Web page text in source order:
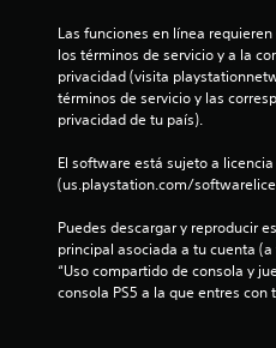
Las funciones en línea
los términos de servicio y a la
privacidad (visita
términos de servicio y las
privacidad de tu país).
El software está sujeto a
(us.playstation.com/
Puedes descargar y reproducir
principal asociada a tu cuenta
“Uso compartido de consola y
consola PS5 a la que entres con